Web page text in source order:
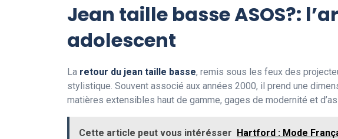
Jean taille basse ASOS?:
adolescent
La retour du jean taille basse, remis sous les feux des
stylistique. Souvent associé aux années 2000, il prend une
matières extensibles haut de gamme, gages de modernité et
Cette article peut vous intérésser Hartford : Mode